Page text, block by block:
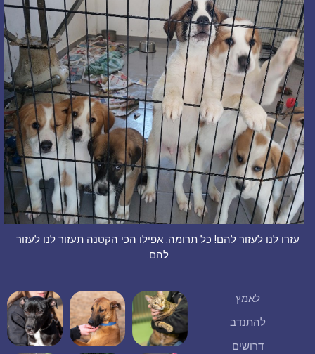
עזרו לנו לעזור להם! כל תרומה, אפילו הכי הקטנה תעזור לנו לעזור
להם.
לאמץ
להתנדב
דרושים